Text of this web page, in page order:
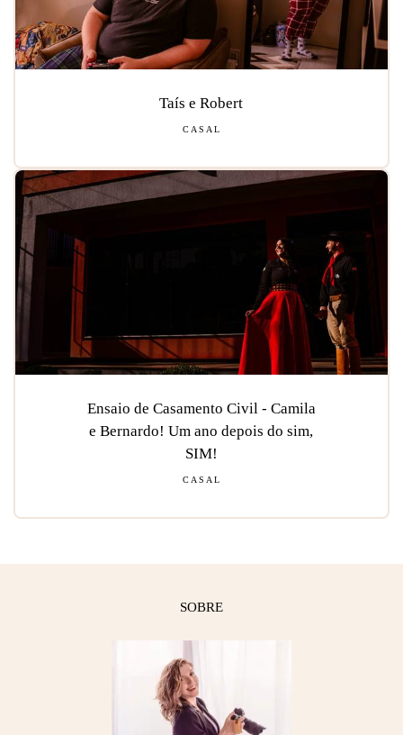
Taís e Robert
CASAL
Ensaio de Casamento Civil - Camila
e Bernardo! Um ano depois do sim,
SIM!
CASAL
SOBRE